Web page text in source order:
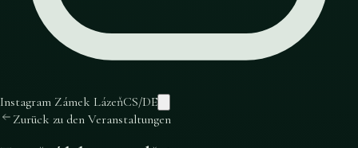
Instagram Zámek LázeňCS/DE
Zurück zu den Veranstaltungen